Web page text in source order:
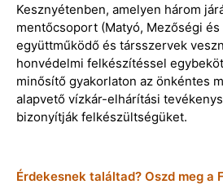
Kesznyétenben, amelyen három
mentőcsoport (Matyó, Mezőségi és
együttműködő és társszervek
honvédelmi felkészítéssel
minősítő gyakorlaton az önkéntes
alapvető vízkár-elhárítási
bizonyítják felkészültségüket.
Érdekesnek találtad? Oszd meg a